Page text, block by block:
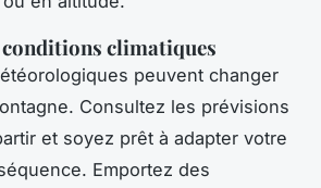
climatiques
peuvent changer
Consultez les prévisions
et soyez prêt à adapter votre
Emportez des